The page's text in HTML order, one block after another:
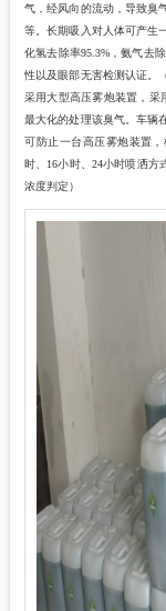
气，经风向的流动，导致臭
等。长期吸入对人体可产生
化氢去除率95.3%，氨气去
性以及眼部无害检测认证。
采用大型高压雾炮装置，采
最大化的处理该臭气。车辆
可防止一台高压雾炮装置
时、16小时、24小时喷洒方
浓度判定）